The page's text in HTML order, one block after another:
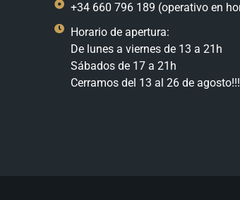
+34 660 796 189 (operativo en
Horario de apertura:
De lunes a viernes de 13 a 21h
Sábados de 17 a 21h
Cerramos del 13 al 26 de